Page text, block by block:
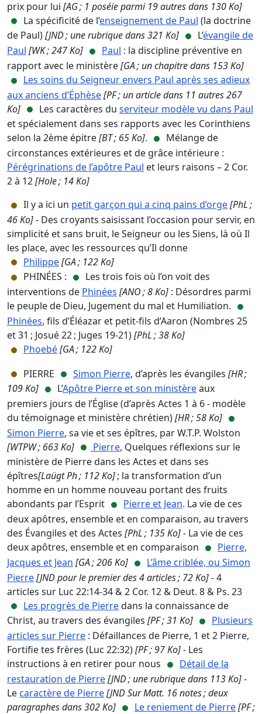
prix pour lui [AG ; 1 poséie parmi 19 autres dans 130 Ko]
La spécificité de l’enseignement de Paul (la doctrine
de Paul)[JND ; une rubrique dans 321 Ko] L’évangile de
Paul [WK ; 247 Ko] Paul : la discipline préventive en
rapport avec le ministère[GA ; un chapitre dans 153 Ko]
Les soins du Seigneur envers Paul après ses adieux
aux anciens d’Éphèse[PF ; un article dans 11 autres 267
Ko]
Les caractères du serviteur modèle vu dans Paul
et spécialement dans ses rapports avec les Corinthiens
selon la 2ème épitre[BT ; 65 Ko].
Mélange de
circonstances extérieures et de grâce intérieure :
Pérégrinations de l’apôtre Paul et leurs raisons – 2 Cor.
2 à 12[Hole ; 14 Ko]
Il y a ici un petit garçon qui a cinq pains d’orge[PhL ;
46 Ko]- Des croyants saisissant l’occasion pour servir, en
simplicité et sans bruit, le Seigneur ou les Siens, là où Il
les place, avec les ressources qu’Il donne
Philippe[GA ; 122 Ko]
PHINÉES :
Les trois fois où l’on voit des
interventions de Phinées [ANO ; 8 Ko] : Désordres parmi
le peuple de Dieu, Jugement du mal et Humiliation.
Phinées, fils d’Éléazar et petit-fils d’Aaron (Nombres 25
et 31 ; Josué 22 ; Juges 19-21)[PhL ; 38 Ko]
Phoebé[GA ; 122 Ko]
PIERRE
Simon Pierre, d’après les évangiles [HR ;
109 Ko]
L’Apôtre Pierre et son ministèreaux
premiers jours de l’Église (d’après Actes 1 à 6 - modèle
du témoignage et ministère chrétien)[HR ; 58 Ko]
Simon Pierre, sa vie et ses épîtres, par W.T.P. Wolston
[WTPW ; 663 Ko]
Pierre, Quelques réflexions sur le
ministère de Pierre dans les Actes et dans ses
épîtres[Laügt Ph ; 112 Ko]; la transformation d’un
homme en un homme nouveau portant des fruits
abondants par l’Esprit
Pierre et Jean. La vie de ces
deux apôtres, ensemble et en comparaison, au travers
des Évangiles et des Actes [PhL ; 135 Ko]- La vie de ces
deux apôtres, ensemble et en comparaison
Pierre,
Jacques et Jean [GA ; 206 Ko]
L’âme criblée, ou Simon
Pierre[JND pour le premier des 4 articles ; 72 Ko]- 4
articles sur Luc 22:14-34 & 2 Cor. 12 & Deut. 8 & Ps. 23
Les progrès de Pierredans la connaissance de
Christ, au travers des évangiles [PF ; 31 Ko]
Plusieurs
articles sur Pierre : Défaillances de Pierre, 1 et 2 Pierre,
Fortifie tes frères (Luc 22:32)[PF ; 97 Ko]- Les
instructions à en retirer pour nous
Détail de la
restauration de Pierre[JND ; une rubrique dans 113 Ko]-
Lecaractère de Pierre[JND Sur Matt. 16 notes ; deux
paragraphes dans 302 Ko]
Le reniement de Pierre[PF ;